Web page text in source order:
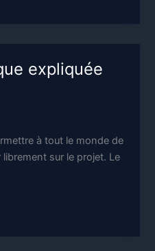
expliquée
à tout le monde de
librement sur le projet. Le